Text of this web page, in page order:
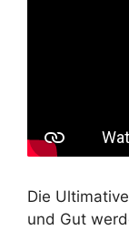
Die
und Gut